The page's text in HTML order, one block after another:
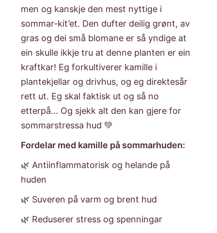
men og kanskje den mest nyttige i
sommar-kit’et. Den dufter deilig grønt, av
gras og dei små blomane er så yndige at
ein skulle ikkje tru at denne planten er ein
kraftkar! Eg forkultiverer kamille i
plantekjellar og drivhus, og eg direktesår
rett ut. Eg skal faktisk ut og så no
etterpå… Og sjekk alt den kan gjere for
sommarstressa hud 💚
Fordelar med kamille på sommarhuden:
🌿 Antiinflammatorisk og helande på
huden
🌿 Suveren på varm og brent hud
🌿 Reduserer stress og spenningar